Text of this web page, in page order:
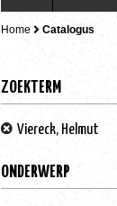
Home Catalogus
ZOEKTERM
Viereck, Helmut
ONDERWERP